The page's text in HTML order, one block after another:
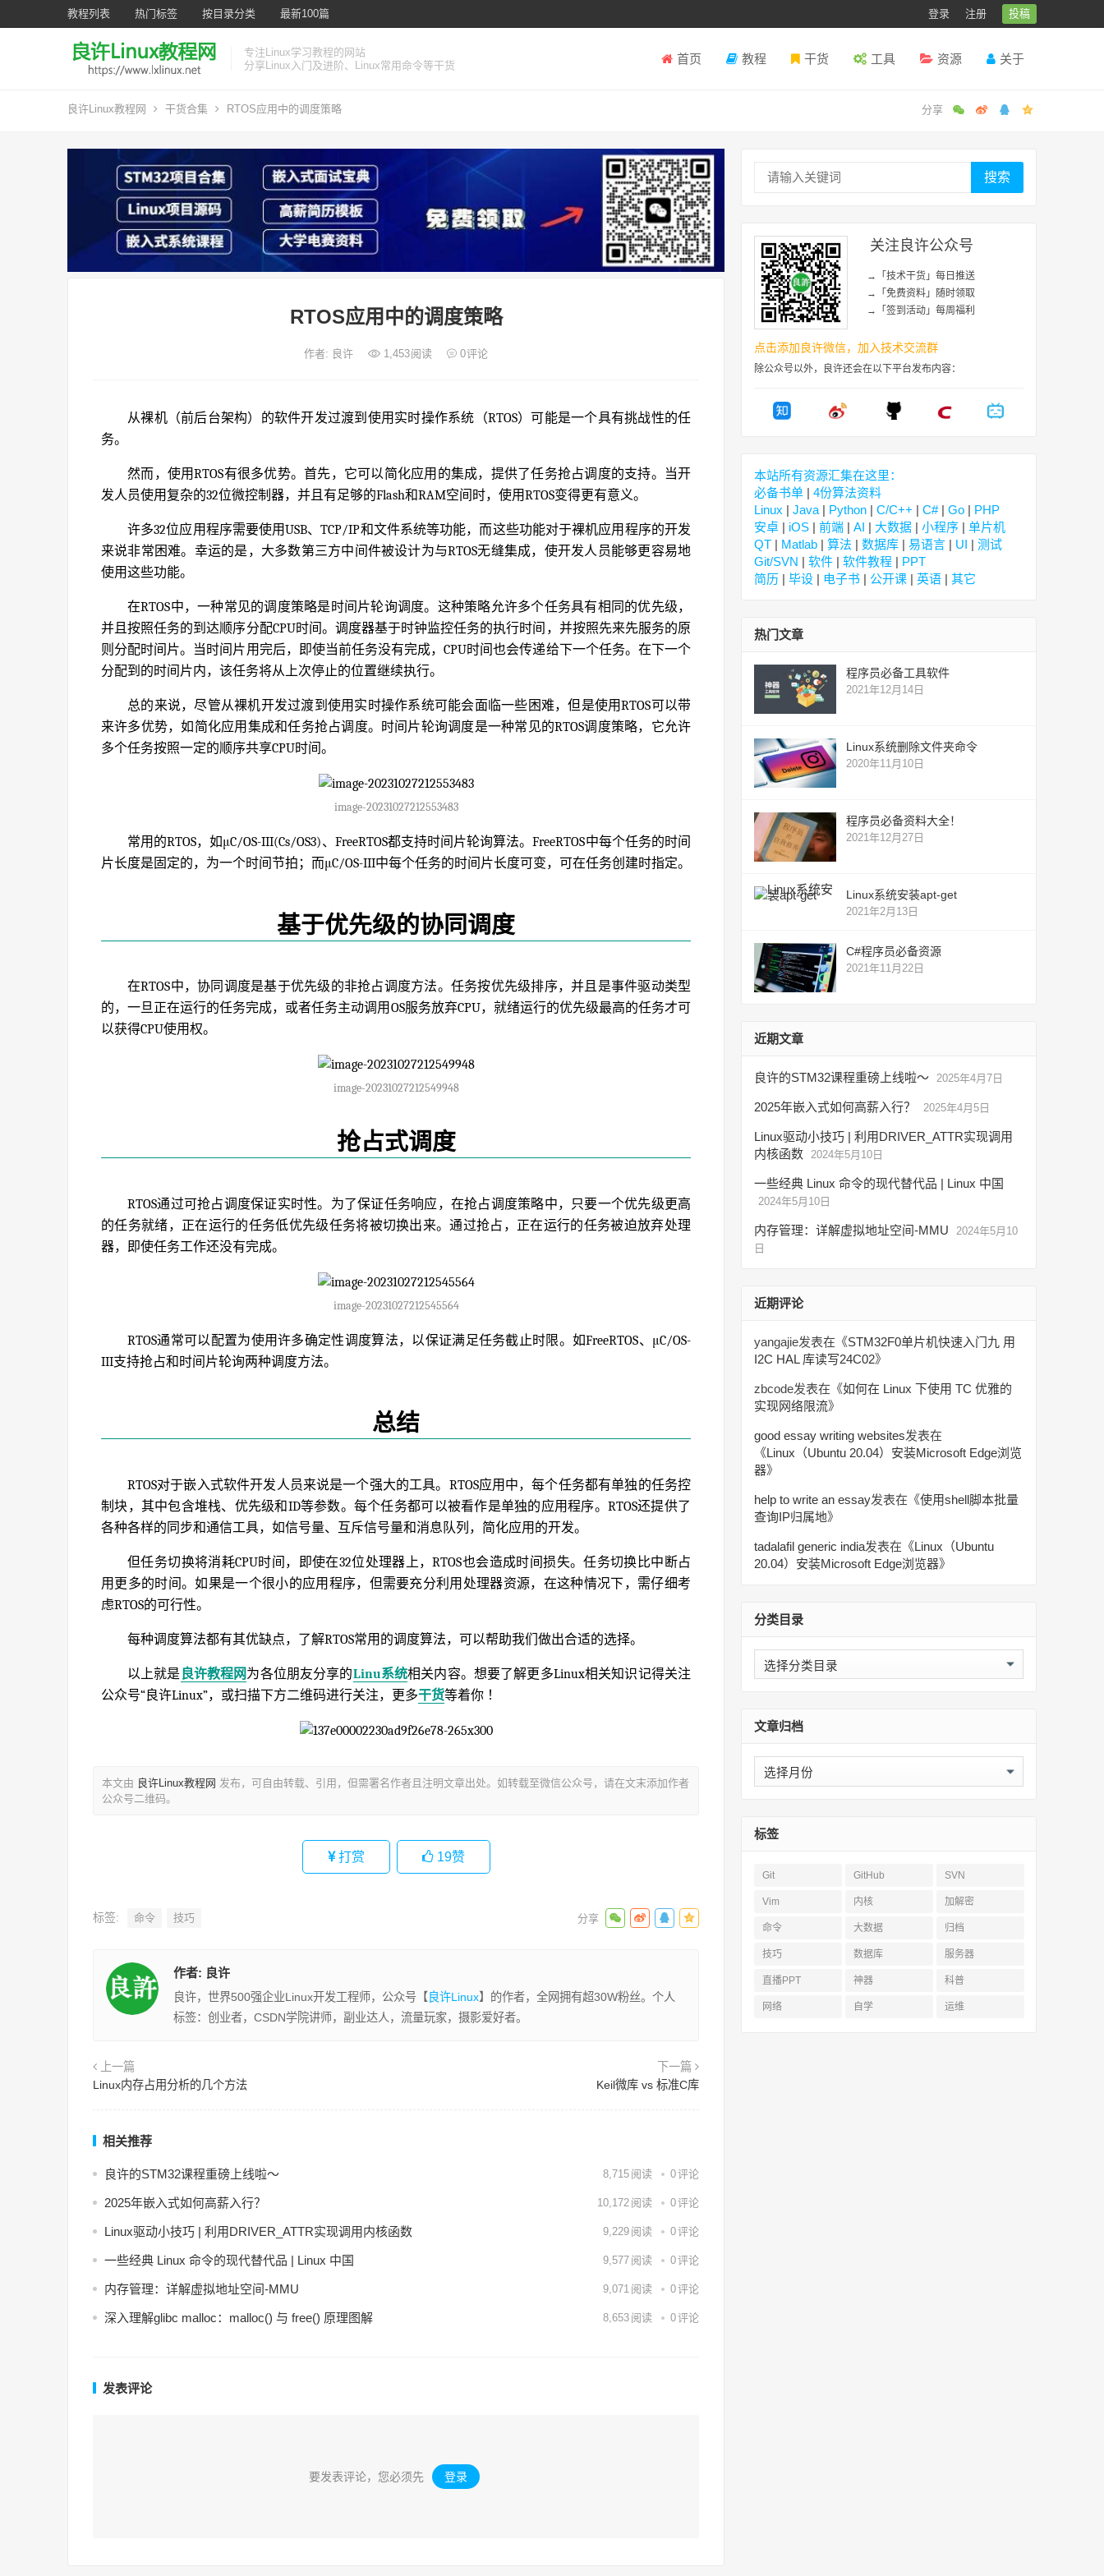
教程列表 热门标签 按目录分类 最新100篇 登录 注册 投稿
专注Linux学习教程的网站
分享Linux入门及进阶、Linux常用命令等干货
首页 教程 干货 工具 资源 关于
良许Linux教程网 干货合集 RTOS应用中的调度策略
RTOS应用中的调度策略
作者: 良许 1,453阅读 0评论
从裸机（前后台架构）的软件开发过渡到使用实时操作系统（RTOS）可能是一个具有挑战性的任
务。
然而，使用RTOS有很多优势。首先，它可以简化应用的集成，提供了任务抢占调度的支持。当开
发人员使用复杂的32位微控制器，并且有足够的Flash和RAM空间时，使用RTOS变得更有意义。
许多32位应用程序需要使用USB、TCP/IP和文件系统等功能，而这些功能对于裸机应用程序的开发
来说非常困难。幸运的是，大多数第三方中间件被设计为与RTOS无缝集成，使开发人员能够更容易地
使用这些功能。
在RTOS中，一种常见的调度策略是时间片轮询调度。这种策略允许多个任务具有相同的优先级，
并且按照任务的到达顺序分配CPU时间。调度器基于时钟监控任务的执行时间，并按照先来先服务的原
则分配时间片。当时间片用完后，即使当前任务没有完成，CPU时间也会传递给下一个任务。在下一个
分配到的时间片内，该任务将从上次停止的位置继续执行。
总的来说，尽管从裸机开发过渡到使用实时操作系统可能会面临一些困难，但是使用RTOS可以带
来许多优势，如简化应用集成和任务抢占调度。时间片轮询调度是一种常见的RTOS调度策略，它允许
多个任务按照一定的顺序共享CPU时间。
image-20231027212553483
常用的RTOS，如μC/OS-III(Cs/OS3)、FreeRTOS都支持时间片轮询算法。FreeRTOS中每个任务的时间
片长度是固定的，为一个时间节拍；而μC/OS-III中每个任务的时间片长度可变，可在任务创建时指定。
基于优先级的协同调度
在RTOS中，协同调度是基于优先级的非抢占调度方法。任务按优先级排序，并且是事件驱动类型
的，一旦正在运行的任务完成，或者任务主动调用OS服务放弃CPU，就绪运行的优先级最高的任务才可
以获得CPU使用权。
image-20231027212549948
抢占式调度
RTOS通过可抢占调度保证实时性。为了保证任务响应，在抢占调度策略中，只要一个优先级更高
的任务就绪，正在运行的任务低优先级任务将被切换出来。通过抢占，正在运行的任务被迫放弃处理
器，即使任务工作还没有完成。
image-20231027212545564
RTOS通常可以配置为使用许多确定性调度算法，以保证满足任务截止时限。如FreeRTOS、μC/OS-
III支持抢占和时间片轮询两种调度方法。
总结
RTOS对于嵌入式软件开发人员来说是一个强大的工具。RTOS应用中，每个任务都有单独的任务控
制块，其中包含堆栈、优先级和ID等参数。每个任务都可以被看作是单独的应用程序。RTOS还提供了
各种各样的同步和通信工具，如信号量、互斥信号量和消息队列，简化应用的开发。
但任务切换将消耗CPU时间，即使在32位处理器上，RTOS也会造成时间损失。任务切换比中断占
用更多的时间。如果是一个很小的应用程序，但需要充分利用处理器资源，在这种情况下，需仔细考
虑RTOS的可行性。
每种调度算法都有其优缺点，了解RTOS常用的调度算法，可以帮助我们做出合适的选择。
以上就是 良许教程网为各位朋友分享的Linu系统相关内容。想要了解更多Linux相关知识记得关注
公众号“良许Linux”，或扫描下方二维码进行关注，更多干货等着你 ！
本文由 良许Linux教程网 发布，可自由转载、引用，但需署名作者且注明文章出处。如转载至微信公众号，请在文末添加作者
公众号二维码。
打赏 19赞
标签: 命令 技巧
作者: 良许
良许，世界500强企业Linux开发工程师，公众号【 良许Linux】的作者，全网拥有超30W粉丝。个人
标签：创业者，CSDN学院讲师，副业达人，流量玩家，摄影爱好者。
上一篇
Linux内存占用分析的几个方法
下一篇
Keil微库 vs 标准C库
相关推荐
良许的STM32课程重磅上线啦～ 8,715 阅读 0评论
2025年嵌入式如何高薪入行？ 10,172 阅读 0评论
Linux驱动小技巧 | 利用DRIVER_ATTR实现调用内核函数 9,229 阅读 0评论
一些经典 Linux 命令的现代替代品 | Linux 中国 9,577 阅读 0评论
内存管理：详解虚拟地址空间-MMU 9,071 阅读 0评论
深入理解glibc malloc：malloc() 与 free() 原理图解 8,653 阅读 0评论
发表评论
要发表评论，您必须先 登录 。
搜索
关注良许公众号
→「技术干货」每日推送
→「免费资料」随时领取
→「签到活动」每周福利
点击添加良许微信，加入技术交流群
除公众号以外，良许还会在以下平台发布内容：
本站所有资源汇集在这里：
必备书单 | 4份算法资料
Linux | Java | Python | C/C++ | C#| Go | PHP
安卓 | iOS | 前端 | AI | 大数据 | 小程序 | 单片机
QT | Matlab | 算法 | 数据库 | 易语言 | UI | 测试
Git/SVN | 软件 | 软件教程 | PPT
简历 | 毕设 | 电子书 | 公开课 | 英语 | 其它
热门文章
程序员必备工具软件
2021年12月14日
Linux系统删除文件夹命令
2020年11月10日
程序员必备资料大全！
2021年12月27日
Linux系统安装apt-get
2021年2月13日
C#程序员必备资源
2021年11月22日
近期文章
良许的STM32课程重磅上线啦～ 2025年4月7日
2025年嵌入式如何高薪入行？ 2025年4月5日
Linux驱动小技巧 | 利用DRIVER_ATTR实现调用
内核函数 2024年5月10日
一些经典 Linux 命令的现代替代品 | Linux 中国
2024年5月10日
内存管理：详解虚拟地址空间-MMU
2024年5月10
日
近期评论
yangajie发表在《STM32F0单片机快速入门九 用
I2C HAL 库读写24C02》
zbcode发表在《如何在 Linux 下使用 TC 优雅的
实现网络限流》
good essay writing websites发表在
《Linux（Ubuntu 20.04）安装Microsoft Edge浏览
器》
help to write an essay发表在《使用shell脚本批量
查询IP归属地》
tadalafil generic india发表在《Linux（Ubuntu
20.04）安装Microsoft Edge浏览器》
分类目录
分
类
文章归档
文
章
标签
Git GitHub SVN
Vim 内核 加解密
命令 大数据 归档
技巧 数据库 服务器
直播PPT 神器 科普
网络 自学 运维